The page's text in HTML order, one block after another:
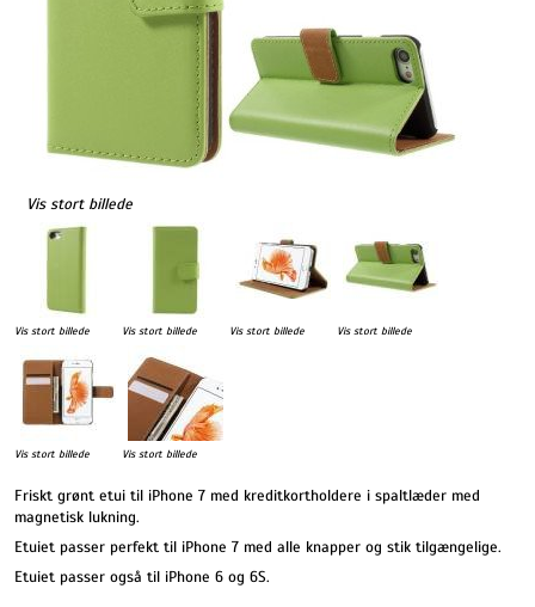
Vis stort billede
Vis stort billede Vis stort billede Vis stort billede Vis stort billede
Vis stort billede Vis stort billede
Friskt grønt etui til iPhone 7 med kreditkortholdere i spaltlæder med
magnetisk lukning.
Etuiet passer perfekt til iPhone 7 med alle knapper og stik tilgængelige.
Etuiet passer også til iPhone 6 og 6S.